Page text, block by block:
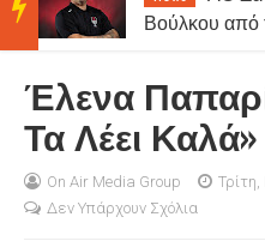
BRE
AKIN
Βούλκου από
Έλενα
Τα Λέει Καλά»
On Air Media Group
Τρίτη,
Δεν Υπάρχουν Σχόλια